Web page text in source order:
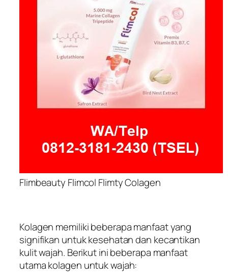
Flimbeauty Flimcol Flimty Colagen
Kolagen memiliki beberapa manfaat yang
signifikan untuk kesehatan dan kecantikan
kulit wajah. Berikut ini beberapa manfaat
utama kolagen untuk wajah: